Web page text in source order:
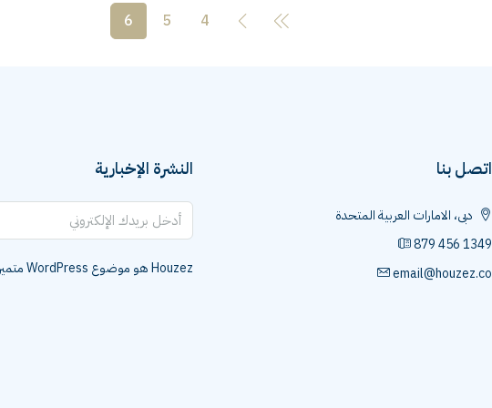
4
5
6
اتصل بنا
دبى، الامارات العربية المتحدة
879 456 1349
email@houzez.co
النشرة الإخبارية
Houzez هو موضوع WordPress متميز للمصممين ووكلاء العقارات.